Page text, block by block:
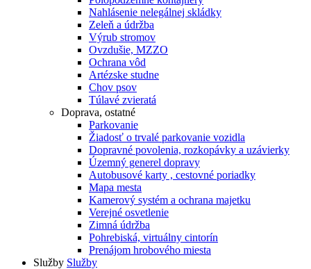
Nahlásenie nelegálnej skládky
Zeleň a údržba
Výrub stromov
Ovzdušie, MZZO
Ochrana vôd
Artézske studne
Chov psov
Túlavé zvieratá
Doprava, ostatné
Parkovanie
Žiadosť o trvalé parkovanie vozidla
Dopravné povolenia, rozkopávky a uzávierky
Územný generel dopravy
Autobusové karty , cestovné poriadky
Mapa mesta
Kamerový systém a ochrana majetku
Verejné osvetlenie
Zimná údržba
Pohrebiská, virtuálny cintorín
Prenájom hrobového miesta
Služby Služby